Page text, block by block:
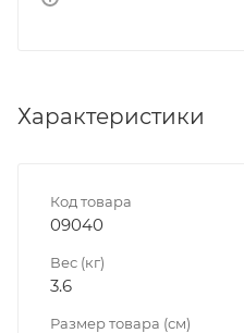
Характеристики
Код товара
09040
Вес (кг)
3.6
Размер товара (см)